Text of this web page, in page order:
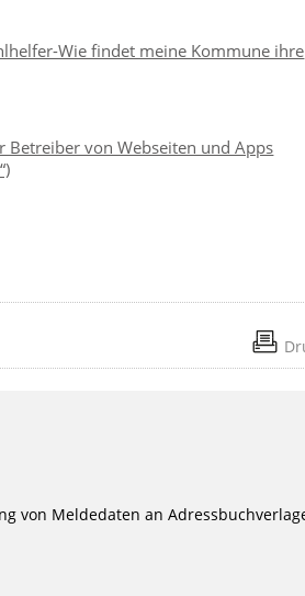
Wie findet meine Kommune ihre
Betreiber von Webseiten und Apps
von Meldedaten an